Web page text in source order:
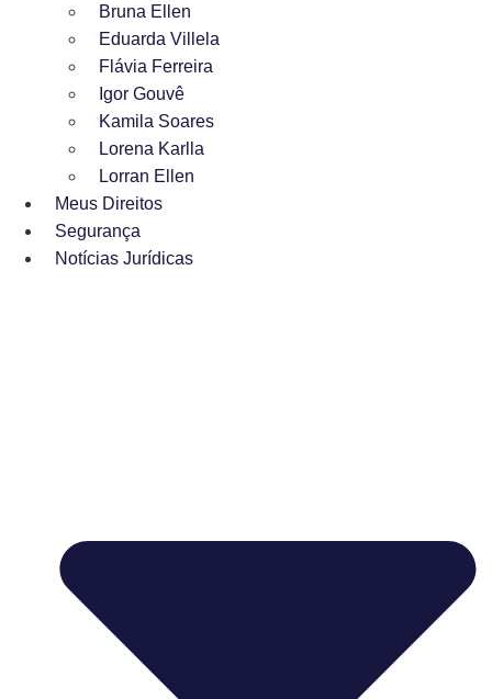
Bruna Ellen
Eduarda Villela
Flávia Ferreira
Igor Gouvê
Kamila Soares
Lorena Karlla
Lorran Ellen
Meus Direitos
Segurança
Notícias Jurídicas